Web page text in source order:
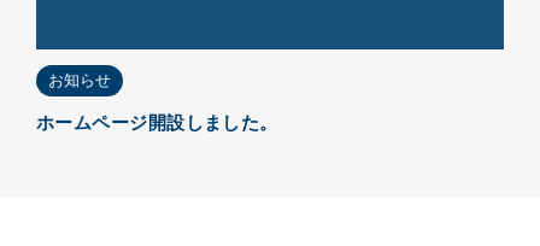
お知らせ
ホームページ開設しました。